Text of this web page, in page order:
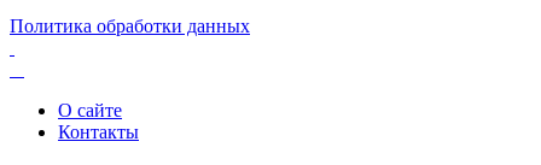
Политика обработки данных
О сайте
Контакты